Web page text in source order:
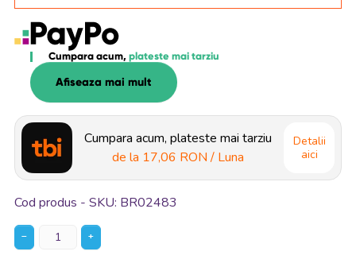
Cumpara acum, plateste mai tarziu
Afiseaza mai mult
Cumpara acum, plateste mai tarziu
de la 17,06 RON / Luna
Detalii
aici
Cod produs - SKU BR02483
− +